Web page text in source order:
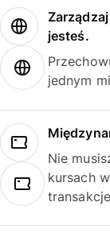
jesteś.
jednym
Nie
kursach